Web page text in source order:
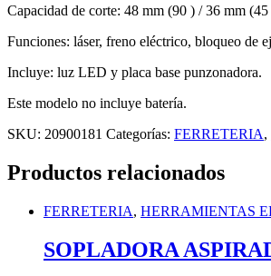
Capacidad de corte: 48 mm (90 ) / 36 mm (45
Funciones: láser, freno eléctrico, bloqueo de
Incluye: luz LED y placa base punzonadora.
Este modelo no incluye batería.
SKU: 20900181 Categorías: FERRETERIA,
Productos relacionados
FERRETERIA, HERRAMIENTAS
SOPLADORA